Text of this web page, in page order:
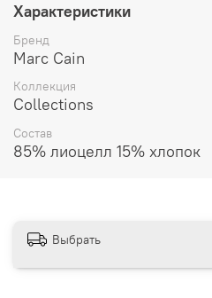
Не подвергать
Характеристики
Бренд
Marc Cain
Коллекция
Collections
Состав
85% лиоцелл 15% хлопок
Выбрать